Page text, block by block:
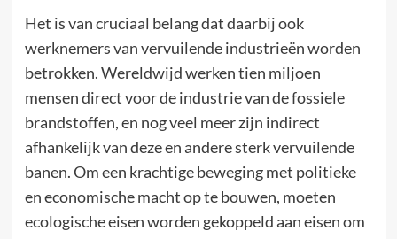
Het is van cruciaal belang dat daarbij ook
werknemers van vervuilende industrieën worden
betrokken. Wereldwijd werken tien miljoen
mensen direct voor de industrie van de fossiele
brandstoffen, en nog veel meer zijn indirect
afhankelijk van deze en andere sterk vervuilende
banen. Om een krachtige beweging met politieke
en economische macht op te bouwen, moeten
ecologische eisen worden gekoppeld aan eisen om